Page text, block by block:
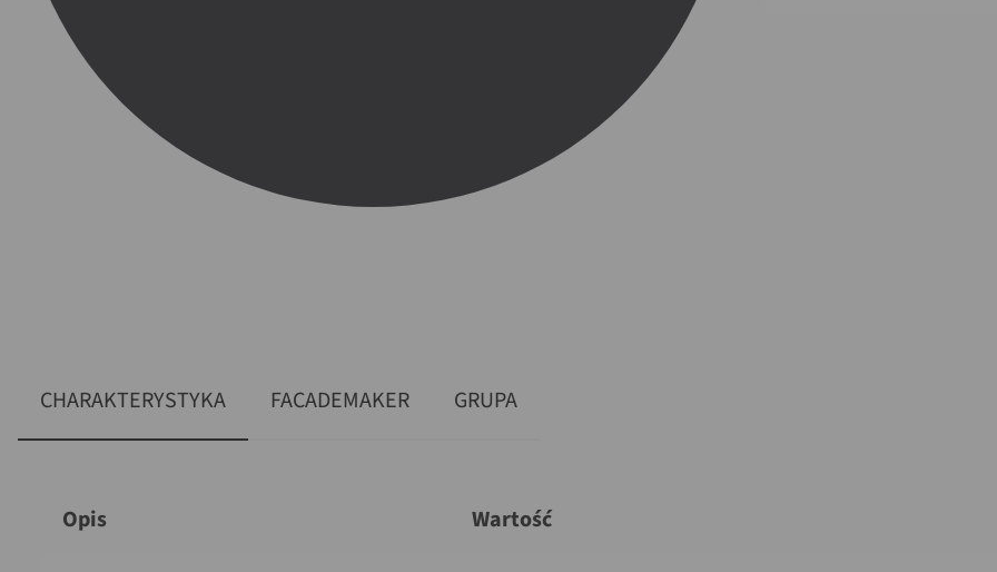
CHARAKTERYSTYKA FACADEMAKER GRUPA
Opis Wartość